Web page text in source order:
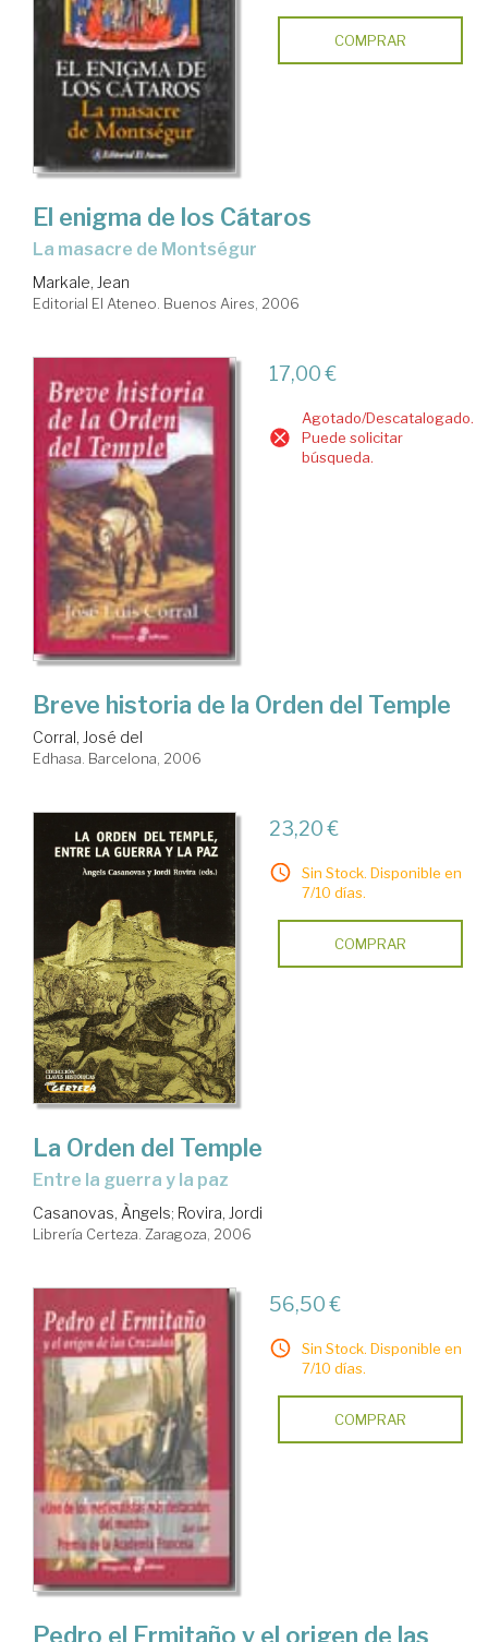
COMPRAR
El enigma de los Cátaros
la masacre de Montségur
Markale, Jean
Editorial El Ateneo. Buenos Aires, 2006
17,00 €
Agotado/Descatalogado.
Puede solicitar
búsqueda.
Breve historia de la Orden del Temple
Corral, José del
Edhasa. Barcelona, 2006
23,20 €
Sin Stock. Disponible en
7/10 días.
COMPRAR
La Orden del Temple
entre la guerra y la paz
Casanovas, Àngels; Rovira, Jordi
Librería Certeza. Zaragoza, 2006
56,50 €
Sin Stock. Disponible en
7/10 días.
COMPRAR
Pedro el Ermitaño y el origen de las